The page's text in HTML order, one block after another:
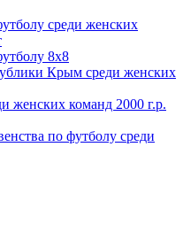
среди женских
8х8
Крым среди женских
женских команд 2000 г.р.
по футболу среди